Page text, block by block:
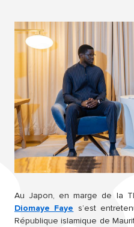
Au Japon, en marge de la
Diomaye Faye s’est
République islamique de